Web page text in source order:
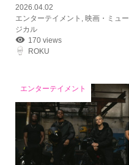
2026.04.02
エンターテイメント , 映画・ミュー
ジカル
170 views
ROKU
エンターテイメント